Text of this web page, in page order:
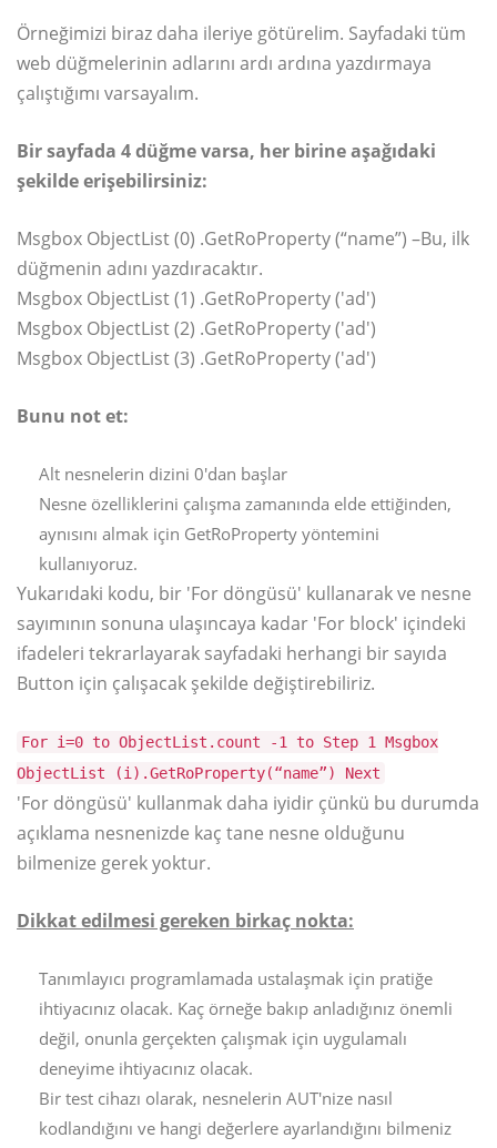
Örneğimizi biraz daha ileriye götürelim. Sayfadaki tüm
web düğmelerinin adlarını ardı ardına yazdırmaya
çalıştığımı varsayalım.
Bir sayfada 4 düğme varsa, her birine aşağıdaki
şekilde erişebilirsiniz:
Msgbox ObjectList (0) .GetRoProperty (“name”) –Bu, ilk
düğmenin adını yazdıracaktır.
Msgbox ObjectList (1) .GetRoProperty ('ad')
Msgbox ObjectList (2) .GetRoProperty ('ad')
Msgbox ObjectList (3) .GetRoProperty ('ad')
Bunu not et:
Alt nesnelerin dizini 0'dan başlar
Nesne özelliklerini çalışma zamanında elde ettiğinden,
aynısını almak için GetRoProperty yöntemini
kullanıyoruz.
Yukarıdaki kodu, bir 'For döngüsü' kullanarak ve nesne
sayımının sonuna ulaşıncaya kadar 'For block' içindeki
ifadeleri tekrarlayarak sayfadaki herhangi bir sayıda
Button için çalışacak şekilde değiştirebiliriz.
For i=0 to ObjectList.count -1 to Step 1 Msgbox
ObjectList (i).GetRoProperty(“name”) Next
'For döngüsü' kullanmak daha iyidir çünkü bu durumda
açıklama nesnenizde kaç tane nesne olduğunu
bilmenize gerek yoktur.
Dikkat edilmesi gereken birkaç nokta:
Tanımlayıcı programlamada ustalaşmak için pratiğe
ihtiyacınız olacak. Kaç örneğe bakıp anladığınız önemli
değil, onunla gerçekten çalışmak için uygulamalı
deneyime ihtiyacınız olacak.
Bir test cihazı olarak, nesnelerin AUT'nize nasıl
kodlandığını ve hangi değerlere ayarlandığını bilmeniz